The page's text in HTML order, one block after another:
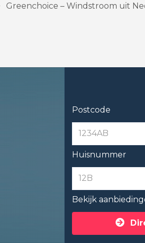
Greenchoice – Windstroom uit
Postcode
Huisnummer
Bekijk